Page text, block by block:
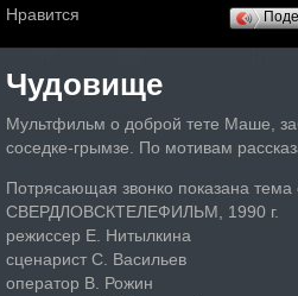
Нравится
Чудовище
Мультфильм о доброй тете Маше,
соседке-грымзе. По мотивам
Потрясающая звонко показана тема
СВЕРДЛОВСКТЕЛЕФИЛЬМ, 1990 г.
режиссер Е. Нитылкина
сценарист С. Васильев
оператор В. Рожин